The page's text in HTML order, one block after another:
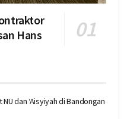
Hans
dan ‘Aisyiyah di Bandongan